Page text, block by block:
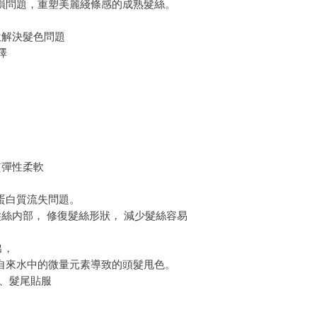
題，重塑美麗綫條感的成熟髮絲。
決髮色問題
性柔軟
質流失問題。
内部， 修復髮絲形狀， 減少髮絲容易
水中的微量元素導致的頭髮甩色。
髮尾貼服